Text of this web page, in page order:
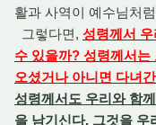
활과 사역이 예수님처
그렇다면, 성령께서
수 있을까? 성령께서는
오셨거나 아니면 다녀
성령께서도 우리와 함
을 남기신다. 그것을 우